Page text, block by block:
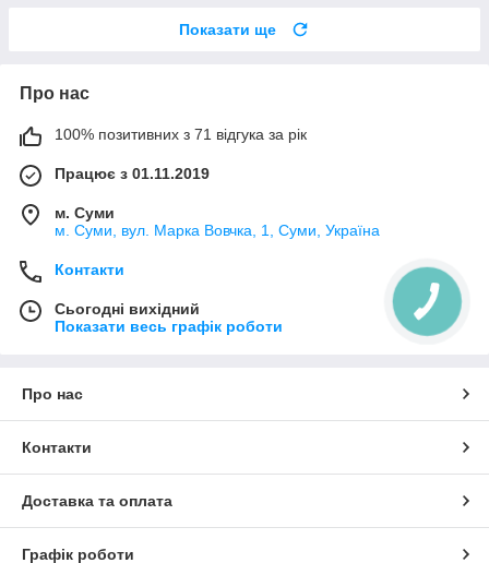
Показати ще
Про нас
100% позитивних з 71 відгука за рік
Працює з 01.11.2019
м. Суми
м. Суми, вул. Марка Вовчка, 1, Суми, Україна
Контакти
Сьогодні вихідний
Показати весь графік роботи
Про нас
Контакти
Доставка та оплата
Графік роботи